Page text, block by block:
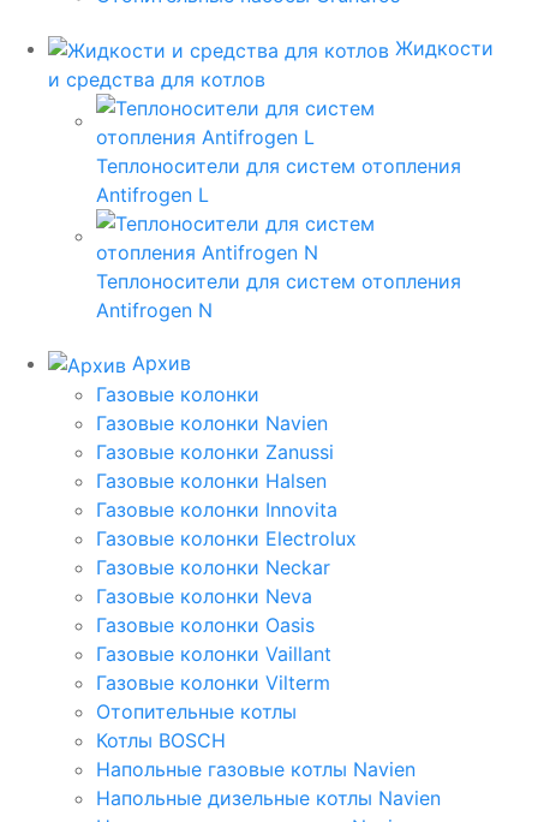
Жидкости
и средства для котлов
Теплоносители для систем отопления
Antifrogen L
Теплоносители для систем отопления
Antifrogen N
Архив
Газовые колонки
Газовые колонки Navien
Газовые колонки Zanussi
Газовые колонки Halsen
Газовые колонки Innovita
Газовые колонки Electrolux
Газовые колонки Neckar
Газовые колонки Neva
Газовые колонки Oasis
Газовые колонки Vaillant
Газовые колонки Vilterm
Отопительные котлы
Котлы BOSCH
Напольные газовые котлы Navien
Напольные дизельные котлы Navien